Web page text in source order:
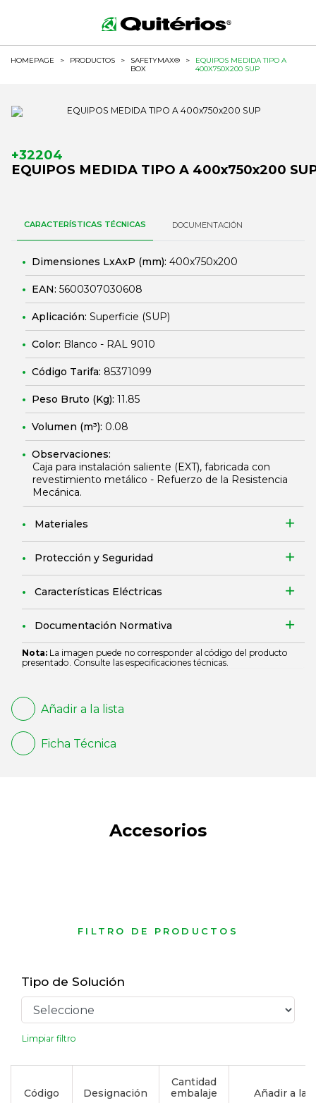
HOMEPAGE > PRODUCTOS >
SAFETYMAX®
BOX
>
EQUIPOS MEDIDA TIPO A
400X750X200 SUP
+32204
EQUIPOS MEDIDA TIPO A 400x750x200
CARACTERÍSTICAS TÉCNICAS DOCUMENTACIÓN
Dimensiones LxAxP (mm): 400x750x200
EAN: 5600307030608
Aplicación: Superficie (SUP)
Color: Blanco - RAL 9010
Código Tarifa: 85371099
Peso Bruto (Kg): 11.85
Volumen (m³): 0.08
Observaciones:
Caja para instalación saliente (EXT), fabricada con
revestimiento metálico - Refuerzo de la Resistencia
Mecánica.
Materiales
Protección y Seguridad
Características Eléctricas
Documentación Normativa
Nota: La imagen puede no corresponder al código del producto
presentado. Consulte las especificaciones técnicas.
Añadir a la lista
Ficha Técnica
Accesorios
FILTRO DE PRODUCTOS
Tipo de Solución
Limpiar filtro
Código Designación
Cantidad
embalaje
Añadir a la